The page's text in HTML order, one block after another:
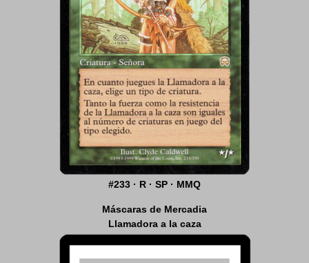
#233 · R · SP · MMQ
Máscaras de Mercadia
Llamadora a la caza